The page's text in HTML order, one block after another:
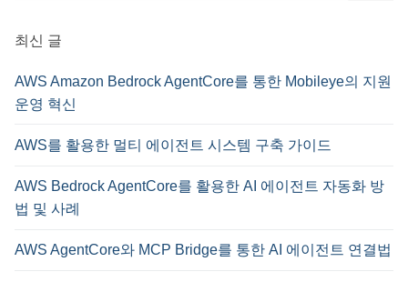
최신 글
AWS Amazon Bedrock AgentCore를 통한 Mobileye의 지원
운영 혁신
AWS를 활용한 멀티 에이전트 시스템 구축 가이드
AWS Bedrock AgentCore를 활용한 AI 에이전트 자동화 방
법 및 사례
AWS AgentCore와 MCP Bridge를 통한 AI 에이전트 연결법